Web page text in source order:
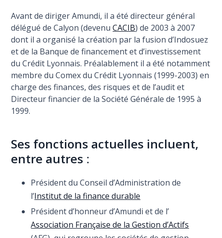
Avant de diriger Amundi, il a été directeur général
délégué de Calyon (devenuCACIB) de 2003 à 2007
dont il a organisé la création par la fusion d’Indosuez
et de la Banque de financement et d’investissement
du Crédit Lyonnais. Préalablement il a été notamment
membre du Comex du Crédit Lyonnais (1999-2003) en
charge des finances, des risques et de l’audit et
Directeur financier de la Société Générale de 1995 à
1999.
Ses fonctions actuelles incluent,
entre autres :
Président du Conseil d’Administration de
l’Institut de la finance durable
Président d’honneur d’Amundi et de l’
Association Française de la Gestion d’Actifs